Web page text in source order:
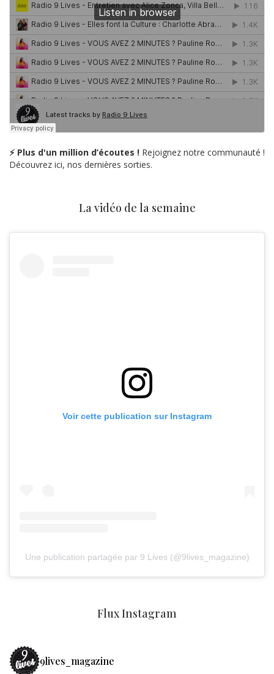
⚡ Plus d'un million d’écoutes ! Rejoignez notre communauté !
Découvrez ici, nos dernières sorties.
La vidéo de la semaine
Voir cette publication sur Instagram
Une publication partagée par 9 Lives (@9lives_magazine)
Flux Instagram
9lives_magazine